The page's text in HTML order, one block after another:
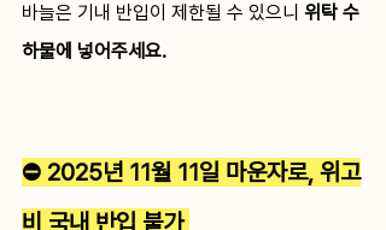
바늘은 기내 반입이 제한될 수 있으니 위탁 수
하물에 넣어주세요.
⛔️ 2025년 11월 11일 마운자로, 위고
비 국내 반입 불가